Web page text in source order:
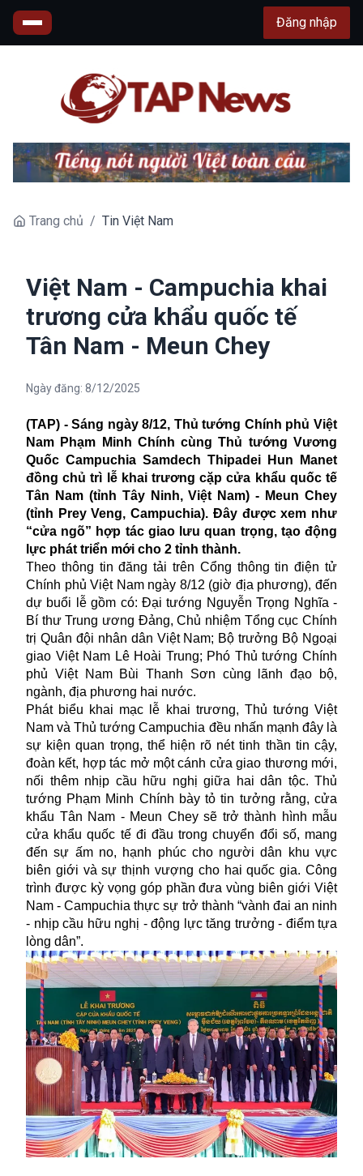
Đăng nhập
Trang chủ / Tin Việt Nam
Việt Nam - Campuchia khai
trương cửa khẩu quốc tế
Tân Nam - Meun Chey
Ngày đăng: 8/12/2025
(TAP) - Sáng ngày 8/12, Thủ tướng Chính phủ Việt
Nam Phạm Minh Chính cùng Thủ tướng Vương
Quốc Campuchia Samdech Thipadei Hun Manet
đồng chủ trì lễ khai trương cặp cửa khẩu quốc tế
Tân Nam (tỉnh Tây Ninh, Việt Nam) - Meun Chey
(tỉnh Prey Veng, Campuchia). Đây được xem như
“cửa ngõ” hợp tác giao lưu quan trọng, tạo động
lực phát triển mới cho 2 tỉnh thành.
Theo thông tin đăng tải trên Cổng thông tin điện tử
Chính phủ Việt Nam ngày 8/12 (giờ địa phương), đến
dự buổi lễ gồm có: Đại tướng Nguyễn Trọng Nghĩa -
Bí thư Trung ương Đảng, Chủ nhiệm Tổng cục Chính
trị Quân đội nhân dân Việt Nam; Bộ trưởng Bộ Ngoại
giao Việt Nam Lê Hoài Trung; Phó Thủ tướng Chính
phủ Việt Nam Bùi Thanh Sơn cùng lãnh đạo bộ,
ngành, địa phương hai nước.
Phát biểu khai mạc lễ khai trương, Thủ tướng Việt
Nam và Thủ tướng Campuchia đều nhấn mạnh đây là
sự kiện quan trọng, thể hiện rõ nét tinh thần tin cậy,
đoàn kết, hợp tác mở một cánh cửa giao thương mới,
nối thêm nhịp cầu hữu nghị giữa hai dân tộc. Thủ
tướng Phạm Minh Chính bày tỏ tin tưởng rằng, cửa
khẩu Tân Nam - Meun Chey sẽ trở thành hình mẫu
cửa khẩu quốc tế đi đầu trong chuyển đổi số, mang
đến sự ấm no, hạnh phúc cho người dân khu vực
biên giới và sự thịnh vượng cho hai quốc gia. Công
trình được kỳ vọng góp phần đưa vùng biên giới Việt
Nam - Campuchia thực sự trở thành “vành đai an ninh
- nhịp cầu hữu nghị - động lực tăng trưởng - điểm tựa
lòng dân”.